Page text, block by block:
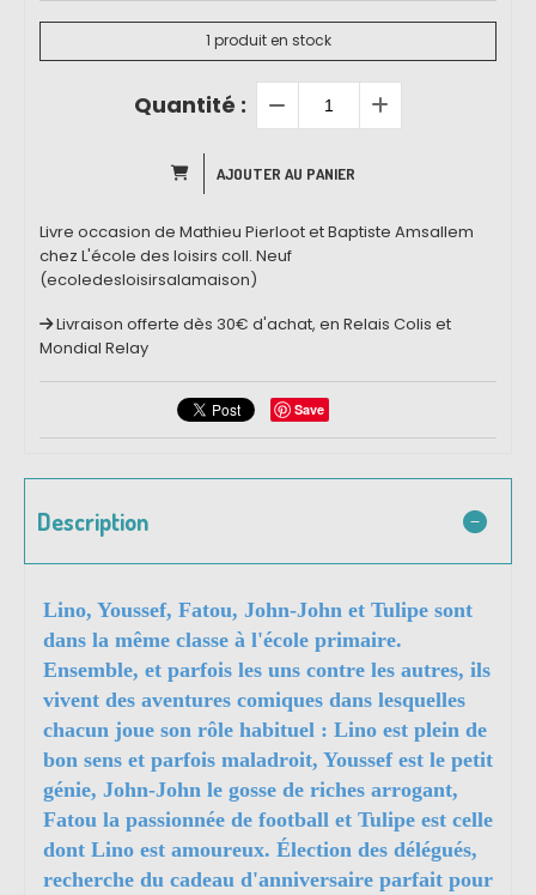
1 produit en stock
Quantité :
AJOUTER AU PANIER
Livre occasion de Mathieu Pierloot et Baptiste Amsallem
chez L'école des loisirs coll. Neuf
(ecoledesloisirsalamaison)
Livraison offerte dès 30€ d'achat, en Relais Colis et
Mondial Relay
Save
Description
Lino, Youssef, Fatou, John-John et Tulipe sont
dans la même classe à l'école primaire.
Ensemble, et parfois les uns contre les autres, ils
vivent des aventures comiques dans lesquelles
chacun joue son rôle habituel : Lino est plein de
bon sens et parfois maladroit, Youssef est le petit
génie, John-John le gosse de riches arrogant,
Fatou la passionnée de football et Tulipe est celle
dont Lino est amoureux. Élection des délégués,
recherche du cadeau d'anniversaire parfait pour